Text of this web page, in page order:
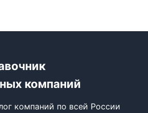
компаний
компаний по всей России